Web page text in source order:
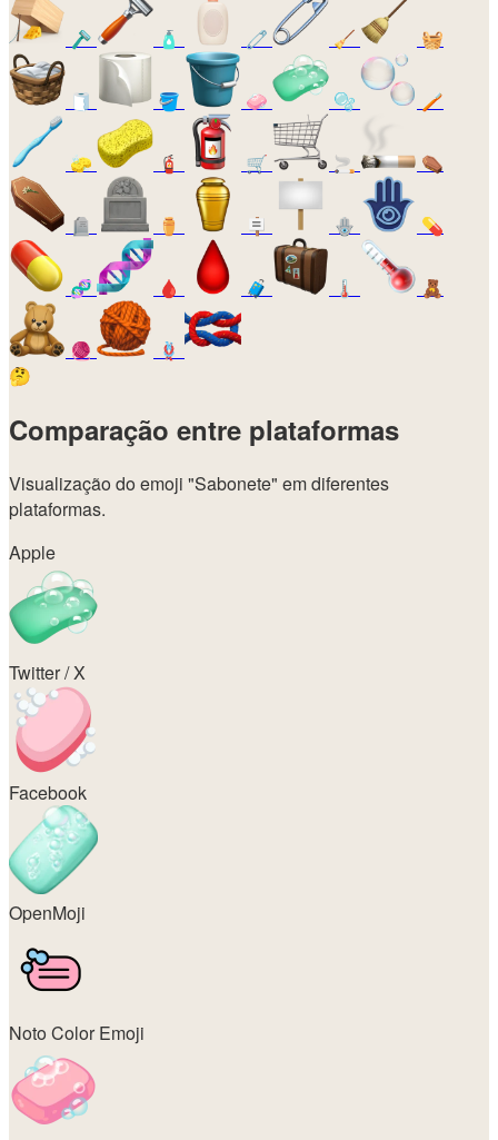
🪒 🧴 🧷 🧹 🧺
🧻 🪣 🧼 🫧 🪥
🧽 🧯 🛒 🚬 ⚰️
🪦 ⚱️ 🪧 🪬 💊
🧬 🩸 🧳 🌡️ 🧸
🧶
🪢
🤔
Comparação entre plataformas
Visualização do emoji "Sabonete" em diferentes
plataformas.
Apple
Twitter / X
Facebook
OpenMoji
Noto Color Emoji